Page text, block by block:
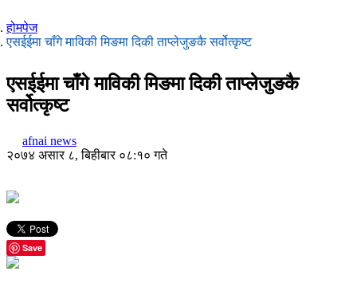
होमपेज
एसईईमा चाँगे माविकी मिङमा दिकी ताप्लेजुङकै सर्वोत्कृष्ट
एसईईमा चाँगे माविकी मिङमा दिकी ताप्लेजुङकै
सर्वोत्कृष्ट
afnai news
२०७४ असार ८, बिहीबार ०८:१० गते
Save